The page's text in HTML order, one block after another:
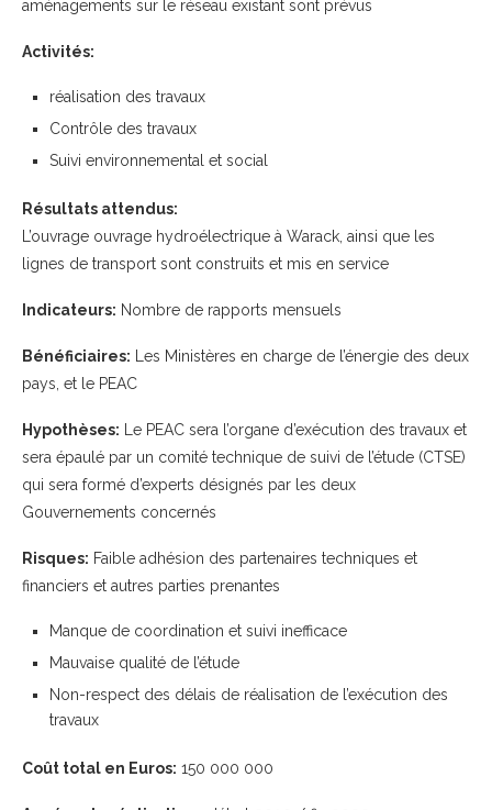
aménagements sur le réseau existant sont prévus
Activités:
réalisation des travaux
Contrôle des travaux
Suivi environnemental et social
Résultats attendus:
L’ouvrage ouvrage hydroélectrique à Warack, ainsi que les
lignes de transport sont construits et mis en service
Indicateurs: Nombre de rapports mensuels
Bénéficiaires: Les Ministères en charge de l’énergie des deux
pays, et le PEAC
Hypothèses: Le PEAC sera l’organe d’exécution des travaux et
sera épaulé par un comité technique de suivi de l’étude (CTSE)
qui sera formé d’experts désignés par les deux
Gouvernements concernés
Risques: Faible adhésion des partenaires techniques et
financiers et autres parties prenantes
Manque de coordination et suivi inefficace
Mauvaise qualité de l’étude
Non-respect des délais de réalisation de l’exécution des
travaux
Coût total en Euros: 150 000 000